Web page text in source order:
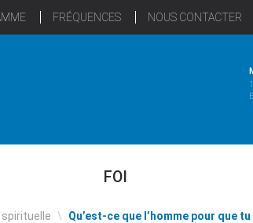
FRÉQUENCES NOUS CONTACTER
FOI
spirituelle \ Qu’est-ce que l’homme pour que